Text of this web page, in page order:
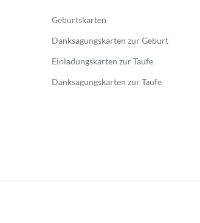
Geburtskarten
Danksagungskarten zur Geburt
Einladungskarten zur Taufe
Danksagungskarten zur Taufe